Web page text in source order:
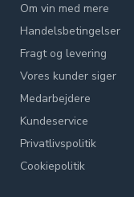
Om vin med mere
Handelsbetingelser
Fragt og levering
Vores kunder siger
Medarbejdere
Kundeservice
Privatlivspolitik
Cookiepolitik